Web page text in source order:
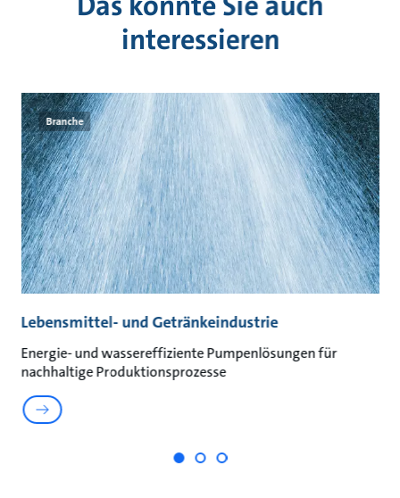
interessieren
Branche
Lebensmittel- und Getränkeindustrie
Energie- und wassereffiziente Pumpenlösungen für
nachhaltige Produktionsprozesse